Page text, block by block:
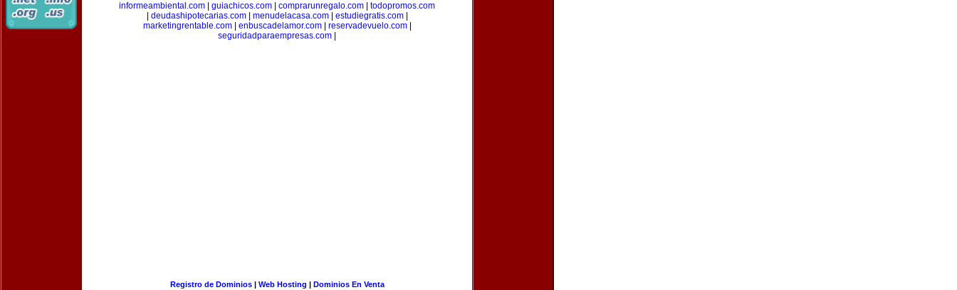
informeambiental.com
guiachicos.com comprarunregalo.com
todopromos.com
deudashipotecarias.com| menudelacasa.com| estudiegratis.com|
marketingrentable.com| enbuscadelamor.com| reservadevuelo.com|
seguridadparaempresas.com
Registro de Dominios| Web Hosting | Dominios En Venta